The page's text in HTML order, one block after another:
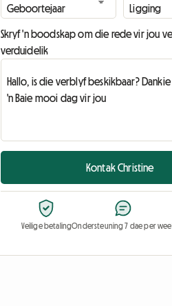
Skryf 'n boodskap om die rede vir jou
verduidelik
Kontak Christine
Veilige betalingOndersteuning 7 dae per